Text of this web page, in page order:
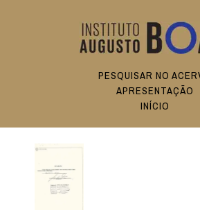
PESQUISAR NO
APRESENTAÇÃO
INÍCIO